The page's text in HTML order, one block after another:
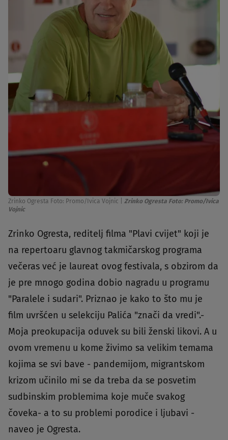
Zrinko Ogresta Foto: Promo/Ivica Vojnic
Zrinko Ogresta Foto: Promo/Ivica
Vojnic
Zrinko Ogresta, reditelj filma "Plavi cvijet" koji je
na repertoaru glavnog takmičarskog programa
večeras već je laureat ovog festivala, s obzirom da
je pre mnogo godina dobio nagradu u programu
"Paralele i sudari". Priznao je kako to što mu je
film uvršćen u selekciju Palića "znači da vredi".-
Moja preokupacija oduvek su bili ženski likovi. A u
ovom vremenu u kome živimo sa velikim temama
kojima se svi bave - pandemijom, migrantskom
krizom učinilo mi se da treba da se posvetim
sudbinskim problemima koje muče svakog
čoveka- a to su problemi porodice i ljubavi -
naveo je Ogresta.